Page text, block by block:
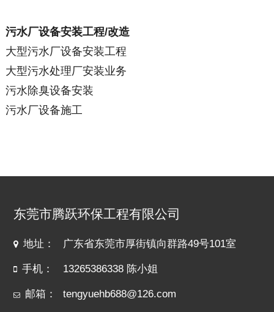
污水厂设备安装工程/改造
大型污水厂设备安装工程
大型污水处理厂安装业务
污水除臭设备安装
污水厂设备施工
东莞市腾跃环保工程有限公司
地址： 广东省东莞市厚街镇向群路49号101室
手机： 13265386338 陈小姐
邮箱： tengyuehb688@126.com